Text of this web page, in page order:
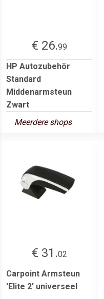
€ 26.99
HP Autozubehör
Standard
Middenarmsteun
Zwart
Meerdere shops
€ 31.02
Carpoint Armsteun
'Elite 2' universeel